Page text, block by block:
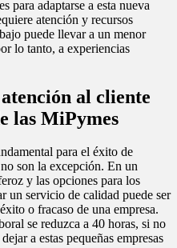
para adaptarse a esta nueva
atención y recursos
puede llevar a un menor
lo tanto, a experiencias
al cliente
las MiPymes
para el éxito de
no son la excepción. En un
y las opciones para los
un servicio de calidad puede ser
o fracaso de una empresa.
se reduzca a 40 horas, si no
a estas pequeñas empresas